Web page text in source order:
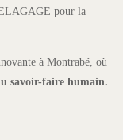
pour la
à Montrabé, où
savoir-faire humain.